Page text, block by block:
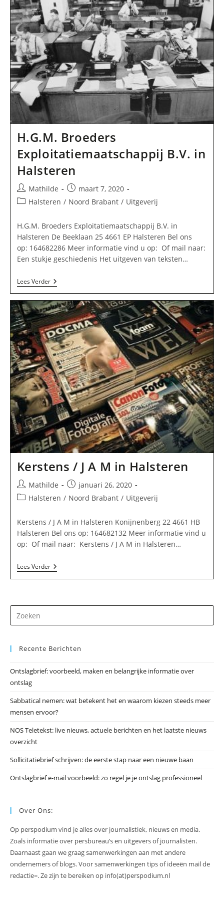
H.G.M. Broeders
Exploitatiemaatschappij B.V. in
Halsteren
Bericht
auteur:
Mathilde
Bericht
gepubliceerd
maart 7, 2020
Berichtcategorie:
Halsteren / Noord Brabant / Uitgeverij
H.G.M. Broeders Exploitatiemaatschappij B.V. in
Halsteren De Beeklaan 25 4661 EP Halsteren Bel ons
op: 164682286 Meer informatie vind u op: Of mail naar:
Een stukje geschiedenis Het uitgeven van teksten…
Lees VerderH.G.M.
Broeders
B.V.
In
Halsteren
Kerstens / J A M in Halsteren
Bericht
auteur:
Mathilde
Bericht
gepubliceerd
januari 26, 2020
Berichtcategorie:
Halsteren / Noord Brabant / Uitgeverij
Kerstens / J A M in Halsteren Konijnenberg 22 4661 HB
Halsteren Bel ons op: 164682132 Meer informatie vind u
op: Of mail naar: Kerstens / J A M in Halsteren…
Lees VerderKerstens
/
In
op
Recente Berichten
Ontslagbrief: voorbeeld, maken en belangrijke informatie over
ontslag
Sabbatical nemen: wat betekent het en waarom kiezen steeds meer
mensen ervoor?
NOS Teletekst: live nieuws, actuele berichten en het laatste nieuws
overzicht
Sollicitatiebrief schrijven: de eerste stap naar een nieuwe baan
Ontslagbrief e-mail voorbeeld: zo regel je je ontslag professioneel
Over Ons:
Op perspodium vind je alles over journalistiek, nieuws en media.
Zoals informatie over persbureau’s en uitgevers of journalisten.
Daarnaast gaan we graag samenwerkingen aan met andere
ondernemers of blogs. Voor samenwerkingen tips of ideeën mail de
redactie=. Ze zijn te bereiken op info(at)perspodium.nl